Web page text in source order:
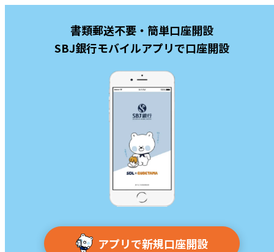
書類郵送不要・簡単口座開設
SBJ銀行モバイルアプリで口座開設
アプリで新規口座開設